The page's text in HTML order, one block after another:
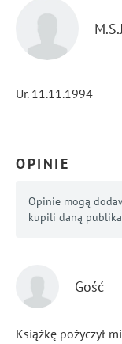
M.S.J
Ur. 11.11.1994
OPINIE
Opinie mogą
kupili daną
Gość
Książkę pożyczył